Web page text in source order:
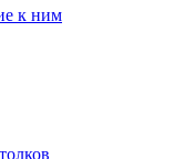
к ним